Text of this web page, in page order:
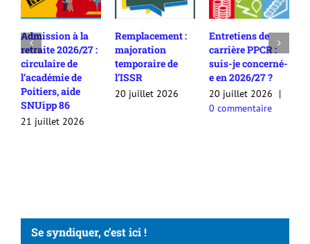
Admission à la
retraite 2026/27 :
circulaire de
l’académie de
Poitiers, aide
SNUipp 86
21 juillet 2026
Remplacement :
majoration
temporaire de
l’ISSR
20 juillet 2026
Entretiens de
carrière PPCR :
suis-je concerné-
e en 2026/27 ?
20 juillet 2026
|
0 commentaire
Se syndiquer, c’est ici !